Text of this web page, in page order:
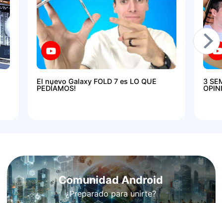
El nuevo Galaxy FOLD 7 es LO QUE
PEDÍAMOS!
3
Comunidad Android
¿Preparado para unirte?